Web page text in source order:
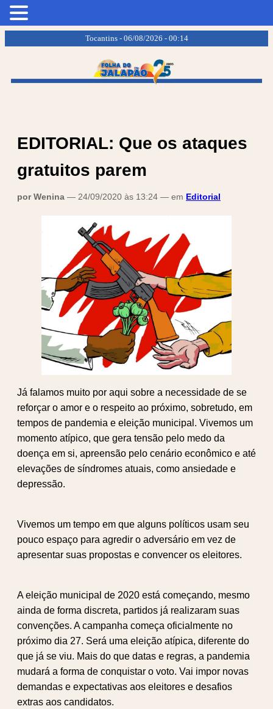
Tocantins - 06/08/2026 - 00:14
EDITORIAL: Que os ataques
gratuitos parem
por Wenina — 24/09/2020 às 13:24 — em Editorial
Já falamos muito por aqui sobre a necessidade de se
reforçar o amor e o respeito ao próximo, sobretudo, em
tempos de pandemia e eleição municipal. Vivemos um
momento atípico, que gera tensão pelo medo da
doença em si, apreensão pelo cenário econômico e até
elevações de síndromes atuais, como ansiedade e
depressão.
Vivemos um tempo em que alguns políticos usam seu
pouco espaço para agredir o adversário em vez de
apresentar suas propostas e convencer os eleitores.
A eleição municipal de 2020 está começando, mesmo
ainda de forma discreta, partidos já realizaram suas
convenções. A campanha começa oficialmente no
próximo dia 27. Será uma eleição atípica, diferente do
que já se viu. Mais do que datas e regras, a pandemia
mudará a forma de conquistar o voto. Vai impor novas
demandas e expectativas aos eleitores e desafios
extras aos candidatos.